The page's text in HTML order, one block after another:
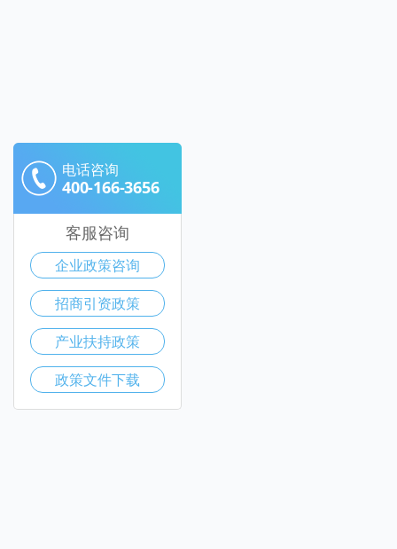
电话咨询
400-166-3656
客服咨询
企业政策咨询
招商引资政策
产业扶持政策
政策文件下载